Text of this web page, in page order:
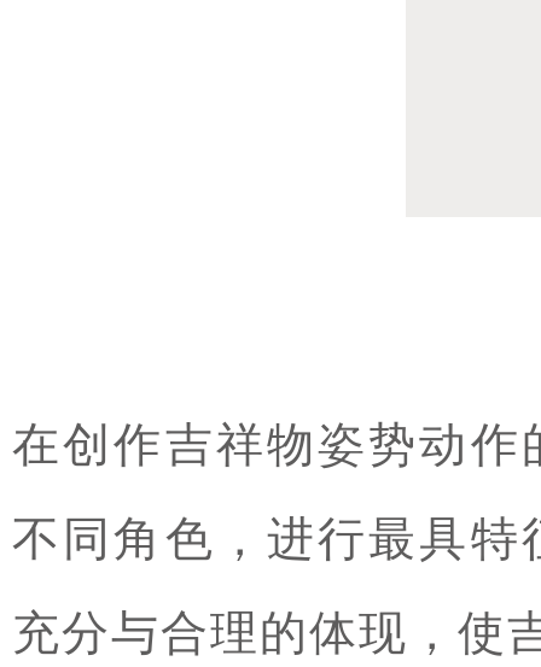
在创作吉祥物姿势动
不同角色，进行最具
充分与合理的体现，使